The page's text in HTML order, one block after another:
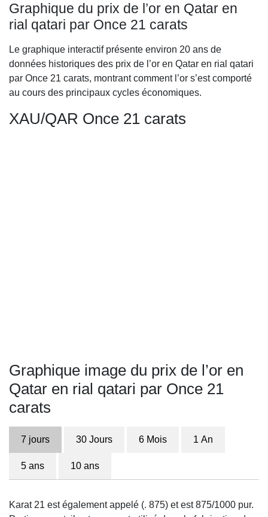
Graphique du prix de l’or en Qatar en
rial qatari par Once 21 carats
Le graphique interactif présente environ 20 ans de
données historiques des prix de l’or en Qatar en rial qatari
par Once 21 carats, montrant comment l’or s’est comporté
au cours des principaux cycles économiques.
XAU/QAR Once 21 carats
Graphique image du prix de l’or en
Qatar en rial qatari par Once 21
carats
7 jours 30 Jours 6 Mois 1 An
5 ans 10 ans
Karat 21 est également appelé (. 875) et est 875/1000 pur.